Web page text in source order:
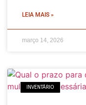
LEIA MAIS »
março 14, 2026
INVENTÁRIO